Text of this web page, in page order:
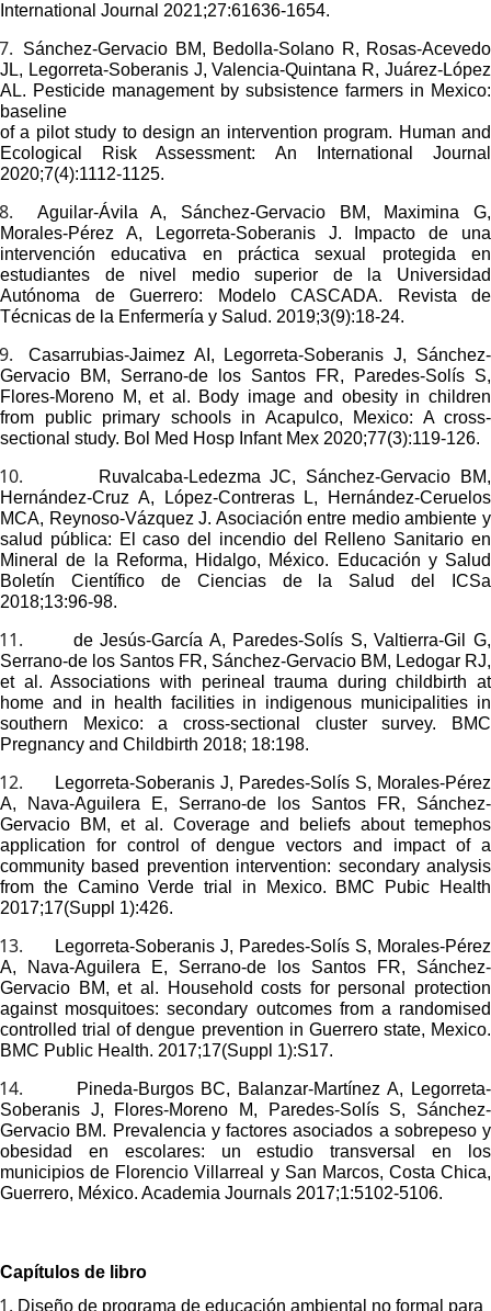
International Journal 2021;27:61636-1654.
7.
Sánchez-Gervacio BM, Bedolla-Solano R, Rosas-Acevedo
JL, Legorreta-Soberanis J, Valencia-Quintana R, Juárez-López
AL. Pesticide management by subsistence farmers in Mexico:
baseline
of a pilot study to design an intervention program. Human and
Ecological Risk Assessment: An International Journal
2020;7(4):1112-1125.
8.
Aguilar-Ávila A, Sánchez-Gervacio BM, Maximina G,
Morales-Pérez A, Legorreta-Soberanis J. Impacto de una
intervención educativa en práctica sexual protegida en
estudiantes de nivel medio superior de la Universidad
Autónoma de Guerrero: Modelo CASCADA. Revista de
Técnicas de la Enfermería y Salud. 2019;3(9):18-24.
9.
Casarrubias-Jaimez AI, Legorreta-Soberanis J, Sánchez-
Gervacio BM, Serrano-de los Santos FR, Paredes-Solís S,
Flores-Moreno M, et al. Body image and obesity in children
from public primary schools in Acapulco, Mexico: A cross-
sectional study. Bol Med Hosp Infant Mex 2020;77(3):119-126.
10.
Ruvalcaba-Ledezma JC, Sánchez-Gervacio BM,
Hernández-Cruz A, López-Contreras L, Hernández-Ceruelos
MCA, Reynoso-Vázquez J. Asociación entre medio ambiente y
salud pública: El caso del incendio del Relleno Sanitario en
Mineral de la Reforma, Hidalgo, México. Educación y Salud
Boletín Científico de Ciencias de la Salud del ICSa
2018;13:96-98.
11.
de Jesús-García A, Paredes-Solís S, Valtierra-Gil G,
Serrano-de los Santos FR, Sánchez-Gervacio BM, Ledogar RJ,
et al.Associations with perineal trauma during childbirth at
home and in health facilities in indigenous municipalities in
southern Mexico: a cross-sectional cluster survey.
BMC
Pregnancy and Childbirth 2018; 18:198.
12.
Legorreta-Soberanis J, Paredes-Solís S, Morales-Pérez
A, Nava-Aguilera E, Serrano-de los Santos FR, Sánchez-
Gervacio BM, et al. Coverage and beliefs about temephos
application for control of dengue vectors and impact of a
community based prevention intervention: secondary analysis
from the Camino Verde trial in Mexico. BMC Pubic Health
2017;17(Suppl 1):426.
13.
Legorreta-Soberanis J, Paredes-Solís S, Morales-Pérez
A, Nava-Aguilera E, Serrano-de los Santos FR, Sánchez-
Gervacio BM, et al.
Household costs for personal protection
against mosquitoes: secondary outcomes from a randomised
controlled trial of dengue prevention in Guerrero state, Mexico.
BMC Public Health. 2017;17(Suppl 1):S17.
14.
Pineda-Burgos BC, Balanzar-Martínez A, Legorreta-
Soberanis J, Flores-Moreno M, Paredes-Solís S, Sánchez-
Gervacio BM. Prevalencia y factores asociados a sobrepeso y
obesidad en escolares: un estudio transversal en los
municipios de Florencio Villarreal y San Marcos, Costa Chica,
Guerrero, México. Academia Journals 2017;1:5102-5106.
Capítulos de libro
1. Diseño de programa de educación ambiental no formal para